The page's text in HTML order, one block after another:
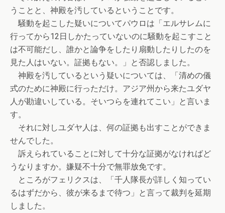
うことと、神殿を汚しているということです。
騒動を起こした疑いについてパウロは「エルサレムに
行ってから12日しかたっていないのに騒動を起こすこと
は不可能だし、誰かと論争をしたり扇動したりしたのを
見た人はいない。証拠もない。」と否認しました。
神殿を汚しているという疑いについては、「清めの儀
式のために神殿に行っただけ。アジア州から来たユダヤ
人が勘違いしている。そいつらを連れてこい」と言いま
す。
それに対しユダヤ人は、何の証拠も出すことができま
せんでした。
訴えられていることに対して十分な証拠がなければど
うなりますか。嫌疑不十分で無罪放免です。
ところがフェリクスは、「千人隊長が詳しく知ってい
るはずだから、彼が来るまで待つ」と言って裁判を延期
しました。